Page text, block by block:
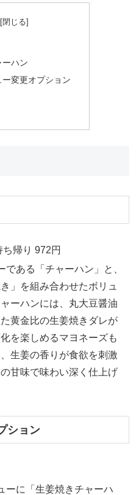
ーハン
変更オプション
帰り 972円
である「チャーハン」と、
」を組み合わせたボリュ
ーハンには、丸大豆醤油
黄金比の生姜焼きダレが
を楽しめるマヨネーズも
生姜の香りが食欲を刺激
甘味で味わい深く仕上げ
ション
ーに「生姜焼きチャーハ